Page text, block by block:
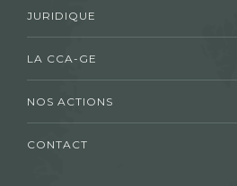
JURIDIQUE
LA CCA-GE
NOS ACTIONS
CONTACT